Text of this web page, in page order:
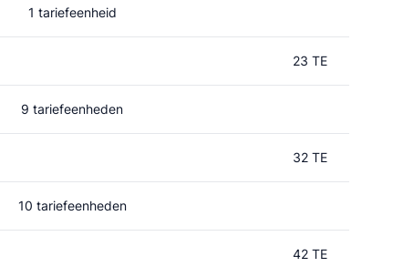
1 tariefeenheid
23 TE
9 tariefeenheden
32 TE
10 tariefeenheden
42 TE